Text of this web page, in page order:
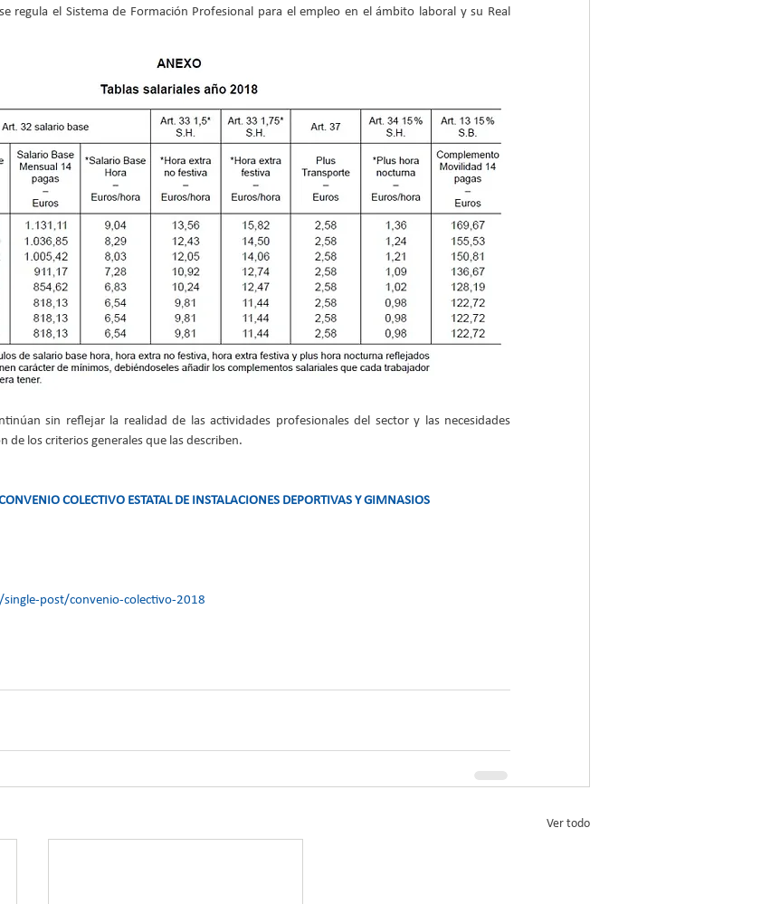
regula el Sistema de Formación Profesional para el empleo en el ámbito laboral y su Real
sin reflejar la realidad de las actividades profesionales del sector y las necesidades
de los criterios generales que las describen.
COLECTIVO ESTATAL DE INSTALACIONES DEPORTIVAS Y GIMNASIOS
post/convenio-colectivo-2018
Ver todo